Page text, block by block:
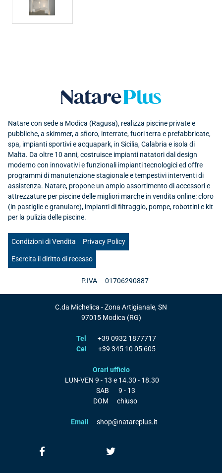
Natare con sede a Modica (Ragusa), realizza piscine private e
pubbliche, a skimmer, a sfioro, interrate, fuori terra e prefabbricate,
spa, impianti sportivi e acquapark, in Sicilia, Calabria e isola di
Malta. Da oltre 10 anni, costruisce impianti natatori dal design
moderno con innovativi e funzionali impianti tecnologici ed offre
programmi di manutenzione stagionale e tempestivi interventi di
assistenza. Natare, propone un ampio assortimento di accessori e
attrezzature per piscine delle migliori marche in vendita online: cloro
(in pastiglie e granulare), impianti di filtraggio, pompe, robottini e kit
per la pulizia delle piscine.
Condizioni di Vendita Privacy Policy
Esercita il diritto di recesso
P.IVA 01706290887
C.da Michelica - Zona Artigianale, SN
97015 Modica (RG)
Tel
+39 0932 1877717
Cel
+39 345 10 05 605
Orari ufficio
LUN-VEN 9 - 13 e 14.30 - 18.30
SAB
9 - 13
DOM
chiuso
Email shop@natareplus.it